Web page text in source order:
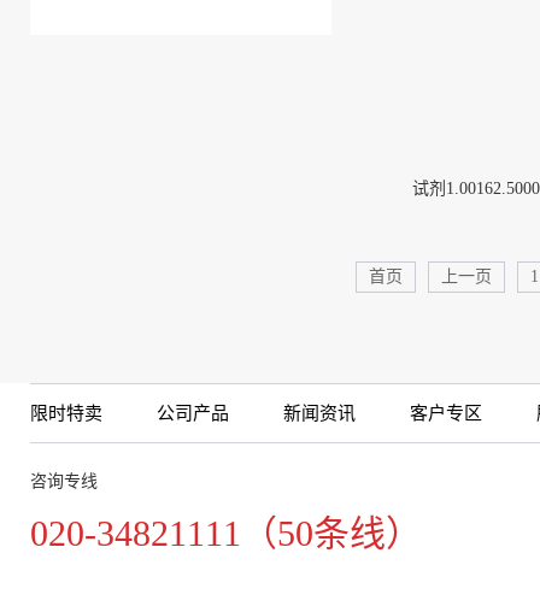
试剂1.00162.5000
首页 上一页 1
限时特卖 公司产品 新闻资讯 客户专区
咨询专线
020-34821111（50条线）